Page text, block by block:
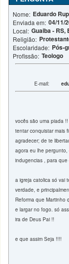
Nome: Eduardo
Enviada em: 04/11/
Local: Guaiba - RS,
Religião:
Escolaridade: Pós-
Profissão: Teologo
E-mail:
vocês são uma piada
tentar conquistar mais
agradecer; de te
agora eu lhe
indugencias , para
a igreja catolica só vai
verdade, e
Reforma que Martinho
e largar no fogo. só
ira de Deus Pai !!
e que assim Seja !!!!